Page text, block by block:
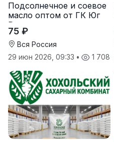
Подсолнечное и соевое
масло оптом от ГК Юг
Руси
75 ₽
Вся Россия
29 июн 2026, 09:33 • 1 708